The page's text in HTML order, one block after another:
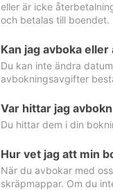
eller är icke
och betalas till boendet.
Kan jag avboka
Du kan inte ändra
avbokningsavgifter
Var hittar jag
Du hittar dem i din
Hur vet jag att min
När du avbokar med
skräpmappar. Om du